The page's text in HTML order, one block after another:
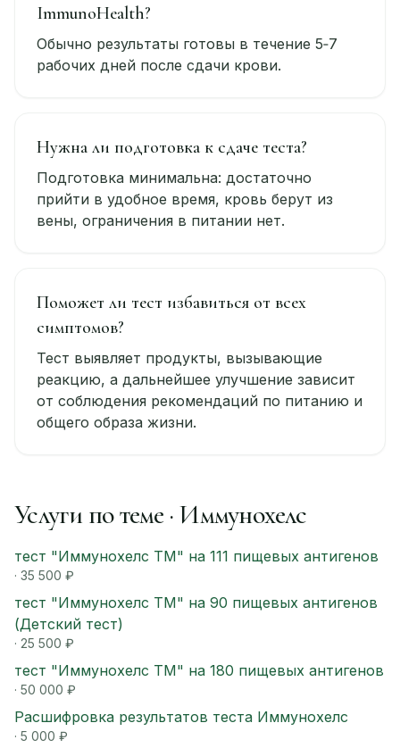
ImmunoHealth?
Обычно результаты готовы в течение 5‑7
рабочих дней после сдачи крови.
Нужна ли подготовка к сдаче теста?
Подготовка минимальна: достаточно
прийти в удобное время, кровь берут из
вены, ограничения в питании нет.
Поможет ли тест избавиться от всех
симптомов?
Тест выявляет продукты, вызывающие
реакцию, а дальнейшее улучшение зависит
от соблюдения рекомендаций по питанию и
общего образа жизни.
Услуги по теме · Иммунохелс
тест "Иммунохелс ТМ" на 111 пищевых антигенов
· 35 500 ₽
тест "Иммунохелс ТМ" на 90 пищевых антигенов
(Детский тест)
· 25 500 ₽
тест "Иммунохелс ТМ" на 180 пищевых антигенов
· 50 000 ₽
Расшифровка результатов теста Иммунохелс
· 5 000 ₽